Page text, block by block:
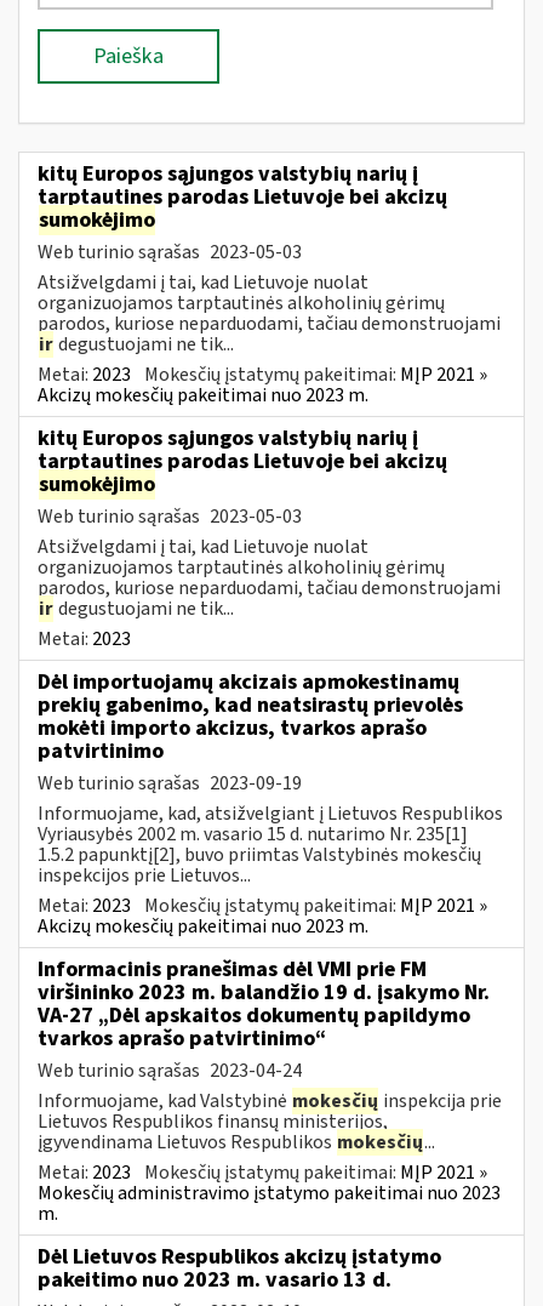
Paieška
kitų Europos sąjungos valstybių narių į
tarptautines parodas Lietuvoje bei akcizų
sumokėjimo
Web turinio sąrašas 2023-05-03
Atsižvelgdami į tai, kad Lietuvoje nuolat
organizuojamos tarptautinės alkoholinių gėrimų
parodos, kuriose neparduodami, tačiau demonstruojami
irdegustuojami ne tik...
Metai: 2023 Mokesčių įstatymų pakeitimai: MĮP 2021 »
Akcizų mokesčių pakeitimai nuo 2023 m.
kitų Europos sąjungos valstybių narių į
tarptautines parodas Lietuvoje bei akcizų
sumokėjimo
Web turinio sąrašas 2023-05-03
Atsižvelgdami į tai, kad Lietuvoje nuolat
organizuojamos tarptautinės alkoholinių gėrimų
parodos, kuriose neparduodami, tačiau demonstruojami
irdegustuojami ne tik...
Metai: 2023
Dėl importuojamų akcizais apmokestinamų
prekių gabenimo, kad neatsirastų prievolės
mokėti importo akcizus, tvarkos aprašo
patvirtinimo
Web turinio sąrašas 2023-09-19
Informuojame, kad, atsižvelgiant į Lietuvos Respublikos
Vyriausybės 2002 m. vasario 15 d. nutarimo Nr. 235[1]
1.5.2 papunktį[2], buvo priimtas Valstybinės mokesčių
inspekcijos prie Lietuvos...
Metai: 2023 Mokesčių įstatymų pakeitimai: MĮP 2021 »
Akcizų mokesčių pakeitimai nuo 2023 m.
Informacinis pranešimas dėl VMI prie FM
viršininko 2023 m. balandžio 19 d. įsakymo Nr.
VA-27 „Dėl apskaitos dokumentų papildymo
tvarkos aprašo patvirtinimo“
Web turinio sąrašas 2023-04-24
Informuojame, kad Valstybinė mokesčių inspekcija prie
Lietuvos Respublikos finansų ministerijos,
įgyvendinama Lietuvos Respublikos mokesčių...
Metai: 2023 Mokesčių įstatymų pakeitimai: MĮP 2021 »
Mokesčių administravimo įstatymo pakeitimai nuo 2023
m.
Dėl Lietuvos Respublikos akcizų įstatymo
pakeitimo nuo 2023 m. vasario 13 d.